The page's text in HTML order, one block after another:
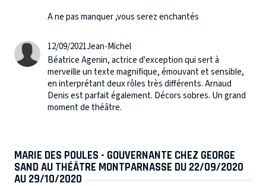
A ne pas manquer ,vous serez enchantés
12/09/2021Jean-Michel
Béatrice Agenin, actrice d'exception qui sert à
merveille un texte magnifique, émouvant et sensible,
en interprétant deux rôles très différents. Arnaud
Denis est parfait également. Décors sobres. Un grand
moment de théâtre.
MARIE DES POULES - GOUVERNANTE CHEZ GEORGE
SAND AU THÉÂTRE MONTPARNASSE DU 22/09/2020
AU 29/10/2020